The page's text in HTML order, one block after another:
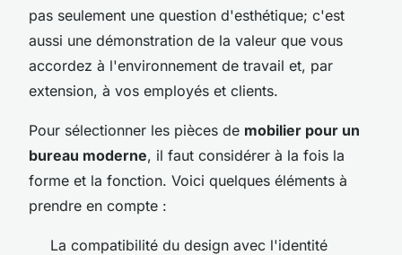
pas seulement une question d'esthétique; c'est
aussi une démonstration de la valeur que vous
accordez à l'environnement de travail et, par
extension, à vos employés et clients.
Pour sélectionner les pièces de mobilier pour un
bureau moderne, il faut considérer à la fois la
forme et la fonction. Voici quelques éléments à
prendre en compte :
La compatibilité du design avec l'identité